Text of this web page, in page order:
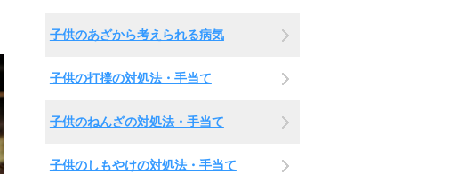
子供のあざから考えられる病気
子供の打撲の対処法・手当て
子供のねんざの対処法・手当て
子供のしもやけの対処法・手当て